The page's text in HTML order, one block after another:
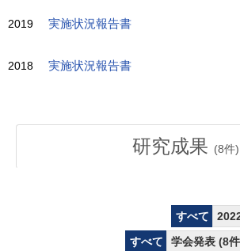
2019 実施状況報告書
2018 実施状況報告書
研究成果 (8件)
すべて
すべて
学会発表 (8